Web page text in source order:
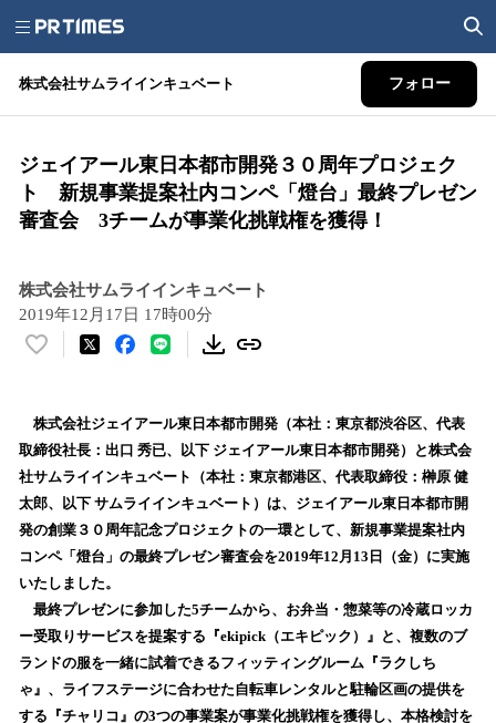
株式会社サムライインキュベート フォロー
ジェイアール東日本都市開発３０周年プロジェク
ト 新規事業提案社内コンペ「燈台」最終プレゼン
審査会 3チームが事業化挑戦権を獲得！
株式会社サムライインキュベート
2019年12月17日 17時00分
い
！
数
を
読
込
み
中
で
す
株式会社ジェイアール東日本都市開発（本社：東京都渋谷区、代表
取締役社長：出口 秀已、以下 ジェイアール東日本都市開発）と株式会
社サムライインキュベート（本社：東京都港区、代表取締役：榊原 健
太郎、以下 サムライインキュベート）は、ジェイアール東日本都市開
発の創業３０周年記念プロジェクトの一環として、新規事業提案社内
コンペ「燈台」の最終プレゼン審査会を2019年12月13日（金）に実施
いたしました。
最終プレゼンに参加した5チームから、お弁当・惣菜等の冷蔵ロッカ
ー受取りサービスを提案する『ekipick（エキピック）』と、複数のブ
ランドの服を一緒に試着できるフィッティングルーム『ラクしち
ゃ』、ライフステージに合わせた自転車レンタルと駐輪区画の提供を
する『チャリコ』の3つの事業案が事業化挑戦権を獲得し、本格検討を